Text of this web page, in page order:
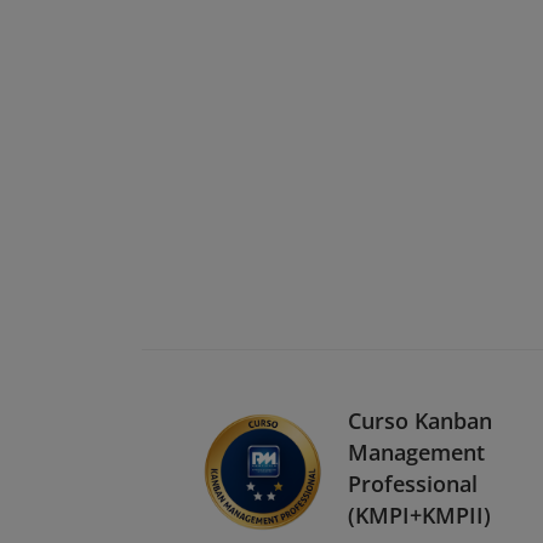
Curso Kanban
Management
Professional
(KMPI+KMPII)